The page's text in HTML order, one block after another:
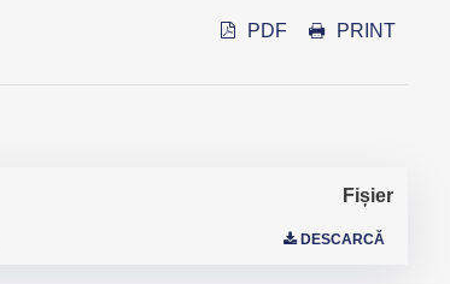
PDF PRINT
Fișier
DESCARCĂ